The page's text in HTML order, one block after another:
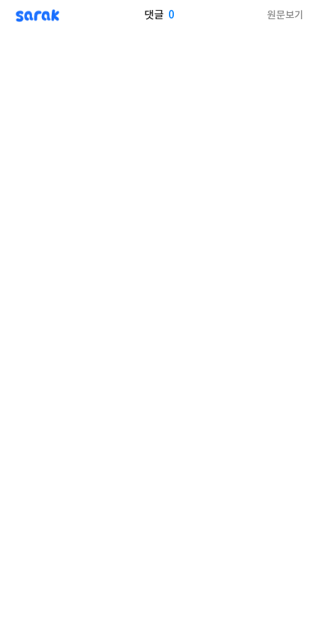
sarak 댓글 0 원문보기